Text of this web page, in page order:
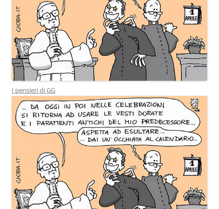
I pensieri di GG